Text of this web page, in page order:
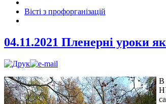
Вісті з профорганізацій
04.11.2021 Пленерні уроки
В